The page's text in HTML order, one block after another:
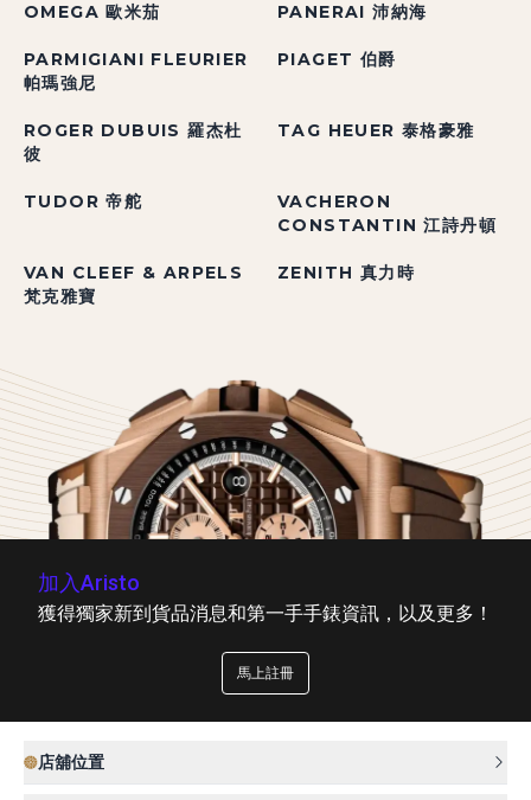
OMEGA 歐米茄 PANERAI 沛納海
PARMIGIANI FLEURIER
帕瑪強尼
PIAGET 伯爵
ROGER DUBUIS 羅杰杜
彼
TAG HEUER 泰格豪雅
TUDOR 帝舵
VACHERON
CONSTANTIN 江詩丹頓
VAN CLEEF & ARPELS
梵克雅寶
ZENITH 真力時
加入Aristo
獲得獨家新到貨品消息和第一手手錶資訊，以及更多！
馬上註冊
店舖位置